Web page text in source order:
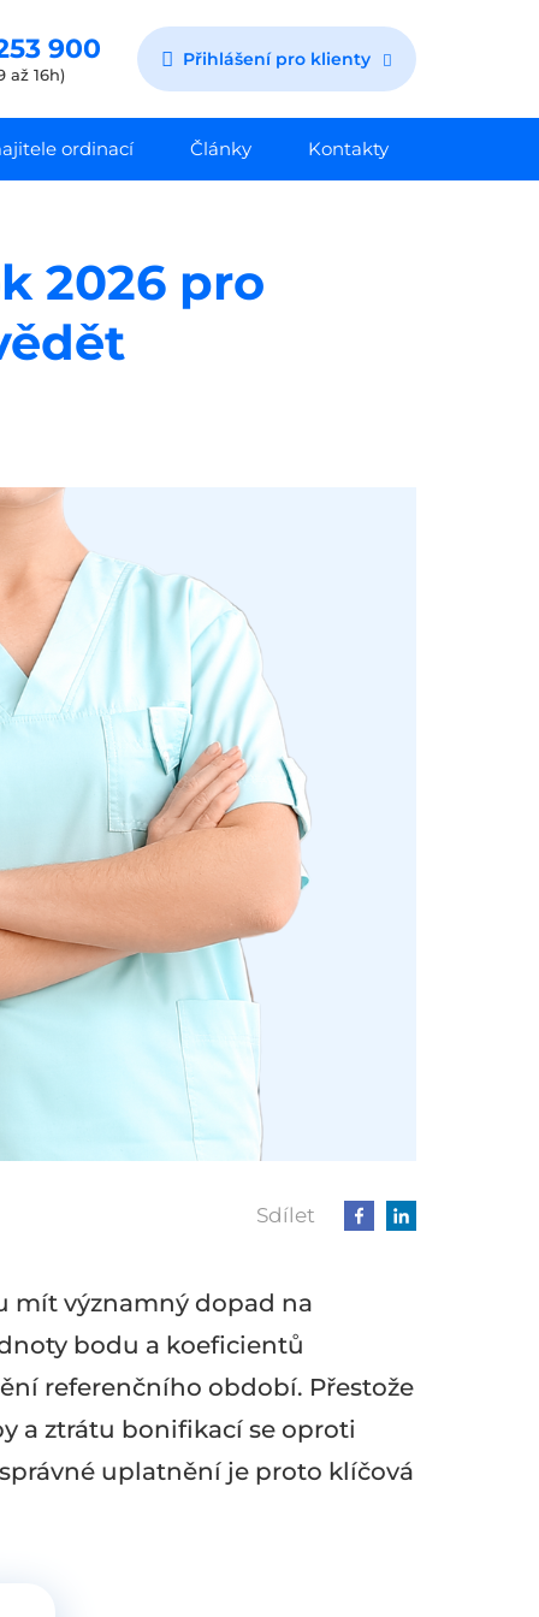
900
až 16h)
Přihlášení pro klienty
ordinací Články Kontakty
2026 pro
Sdílet
mít významný dopad na
bodu a koeficientů
referenčního období. Přestože
a ztrátu bonifikací se oproti
uplatnění je proto klíčová